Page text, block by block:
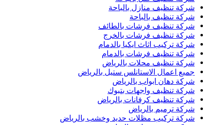
شركة تنظيف منازل بالباحة
شركة تنظيف بالباحة
شركة تنظيف فرشات بالطائف
شركة تنظيف فرشات بالخرج
شركة تركيب اثاث ايكيا بالدمام
شركة تنظيف فرشات بالدمام
شركة تنظيف محلات بالرياض
جميع اعمال الاستانلس ستيل بالرياض
شركة دهان ابواب بالرياض
شركة تنظيف واجهات بتبوك
شركة تنظيف كرفانات بالرياض
شركة ترميم بالرياض
شركة تركيب مظلات حديد وخشب بالرياض